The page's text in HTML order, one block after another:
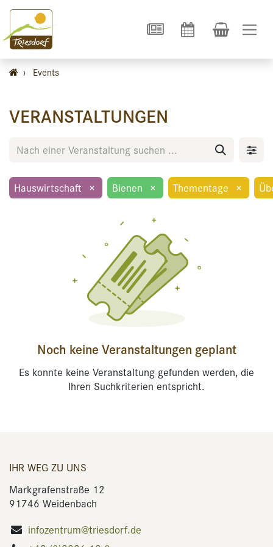
› Events
VERANSTALTUNGEN
Hauswirtschaft × Bienen × Thementage ×
Noch keine Veranstaltungen geplant
Es konnte keine Veranstaltung gefunden werden, die
Ihren Suchkriterien entspricht.
IHR WEG ZU UNS
Markgrafenstraße 12
91746 Weidenbach
infozentrum@triesdorf.de